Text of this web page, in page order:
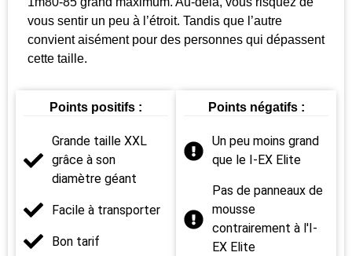
vous sentir un peu à l’étroit. Tandis que l’autre
convient aisément pour des personnes qui dépassent
cette taille.
Points positifs :
Grande taille XXL
grâce à son
diamètre géant
Facile à transporter
Bon tarif
Points négatifs :
Un peu moins grand
que le I-EX Elite
Pas de panneaux de
mousse
contrairement à l'I-
EX Elite